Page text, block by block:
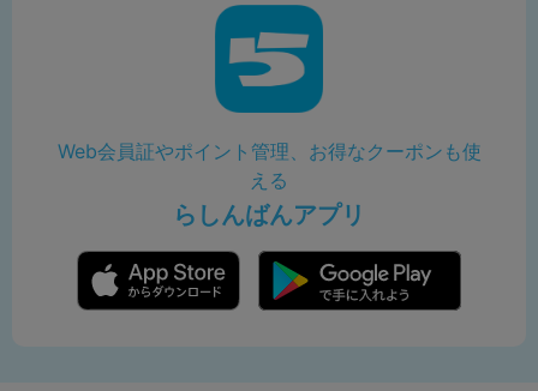
Web会員証やポイント管理、お得なクーポンも使
える
らしんばんアプリ